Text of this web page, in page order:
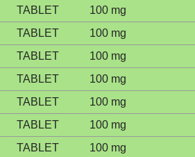
TABLET 100 mg
TABLET 100 mg
TABLET 100 mg
TABLET 100 mg
TABLET 100 mg
TABLET 100 mg
TABLET 100 mg